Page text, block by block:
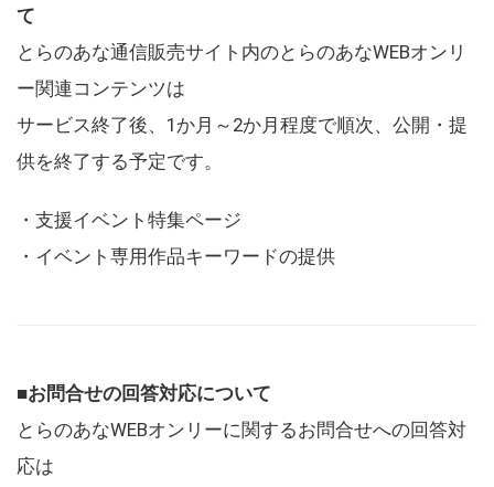
て
とらのあな通信販売サイト内のとらのあなWEBオンリ
ー関連コンテンツは
サービス終了後、1か月～2か月程度で順次、公開・提
供を終了する予定です。
・支援イベント特集ページ
・イベント専用作品キーワードの提供
■お問合せの回答対応について
とらのあなWEBオンリーに関するお問合せへの回答対
応は